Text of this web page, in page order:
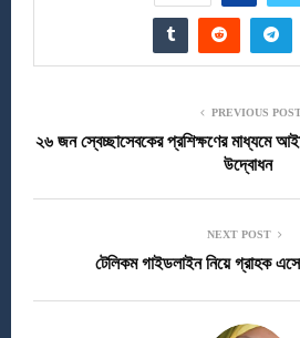
PREVIOUS
২৬ জন স্বেচ্ছাসেবকের প্রশিক্ষণের মাধ্যমে
উদ্বোধন
NEXT POST
টেলিকম গাইডলাইন নিয়ে গ্রাহক